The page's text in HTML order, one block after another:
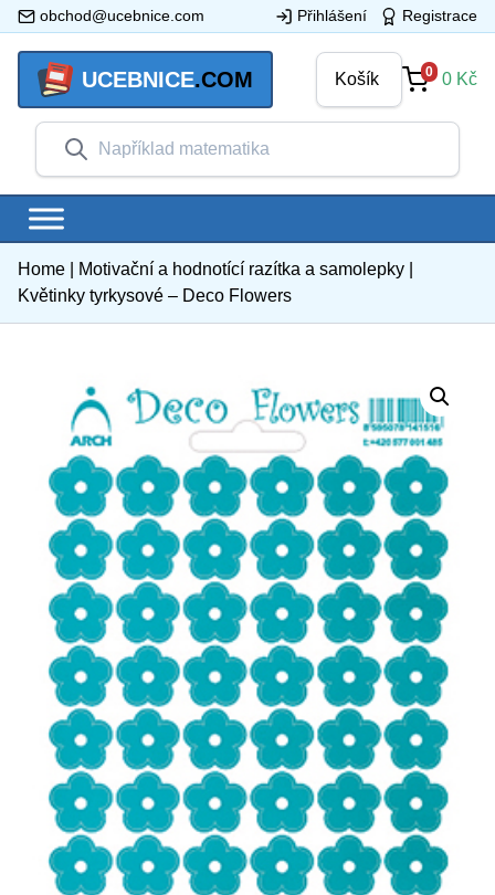
obchod@ucebnice.com Přihlášení Registrace
UCEBNICE.COM Košík 0 0 Kč
Home Motivační a hodnotící razítka a samolepky
Květinky tyrkysové – Deco Flowers